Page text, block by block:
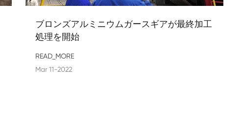
ブロンズアルミニウムガースギアが最終加工
処理を開始
READ_MORE
Mar 11-2022